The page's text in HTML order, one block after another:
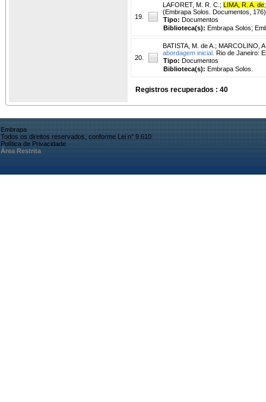
19.
LAFORET, M. R. C. ; LIMA, R. A. de
(Embrapa Solos. Documentos,
Tipo: Documentos
Biblioteca(s): Embrapa Solos;
20.
BATISTA, M. de A. ; MARCOLINO,
abordagem inicial. Rio de Janeiro:
Tipo: Documentos
Biblioteca(s): Embrapa Solos.
Registros recuperados : 40
Embrapa
Todos os direitos reservados, conforme Lei n° 9.610
Política de Privacidade
Área Restrita